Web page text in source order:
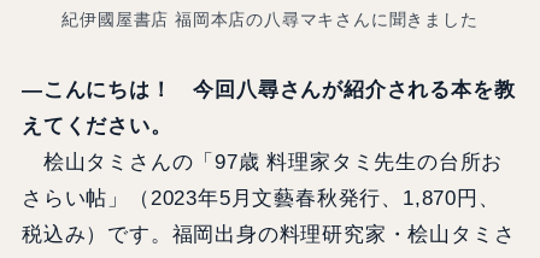
紀伊國屋書店 福岡本店の八尋マキさんに聞きました
―こんにちは！ 今回八尋さんが紹介される本を教
えてください。
桧山タミさんの「97歳 料理家タミ先生の台所お
さらい帖」（2023年5月文藝春秋発行、1,870円、
税込み）です。福岡出身の料理研究家・桧山タミさ